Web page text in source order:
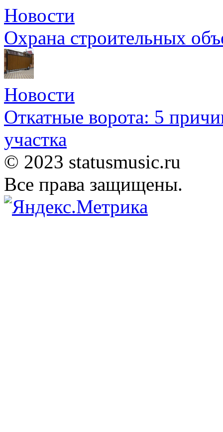
Новости
Охрана строительных
Новости
Откатные ворота: 5
участка
© 2023 statusmusic.ru
Все права защищены.